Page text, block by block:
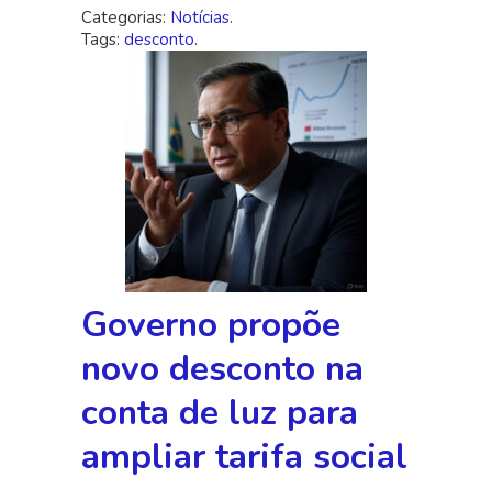
Categorias: Notícias.
Tags: desconto.
Governo propõe
novo desconto na
conta de luz para
ampliar tarifa social